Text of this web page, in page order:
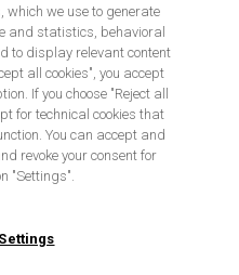
which we use to generate
and statistics, behavioral
to display relevant content
all cookies", you accept
If you choose "Reject all
for technical cookies that
You can accept and
revoke your consent for
"Settings".